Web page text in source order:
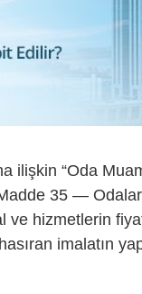
ilişkin “Oda
35 —
ve hizmetlerin
imalatın